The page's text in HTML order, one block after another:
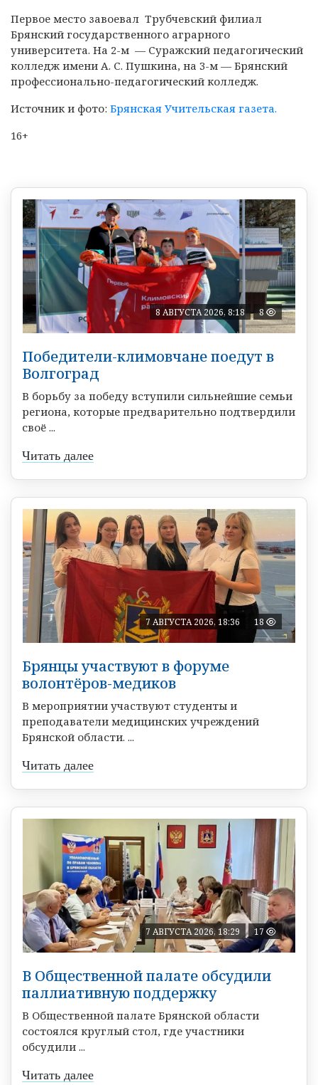
Первое место завоевал Трубчевский филиал
Брянский государственного аграрного
университета. На 2-м — Суражский педагогический
колледж имени А. С. Пушкина, на 3-м — Брянский
профессионально-педагогический колледж.
Источник и фото: Брянская Учительская газета.
16+
8 АВГУСТА 2026, 8:18 8
Победители-климовчане поедут в
Волгоград
В борьбу за победу вступили сильнейшие семьи
региона, которые предварительно подтвердили
своё ...
Читать далее
7 АВГУСТА 2026, 18:36 18
Брянцы участвуют в форуме
волонтёров-медиков
В мероприятии участвуют студенты и
преподаватели медицинских учреждений
Брянской области. ...
Читать далее
7 АВГУСТА 2026, 18:29 17
В Общественной палате обсудили
паллиативную поддержку
В Общественной палате Брянской области
состоялся круглый стол, где участники
обсудили ...
Читать далее